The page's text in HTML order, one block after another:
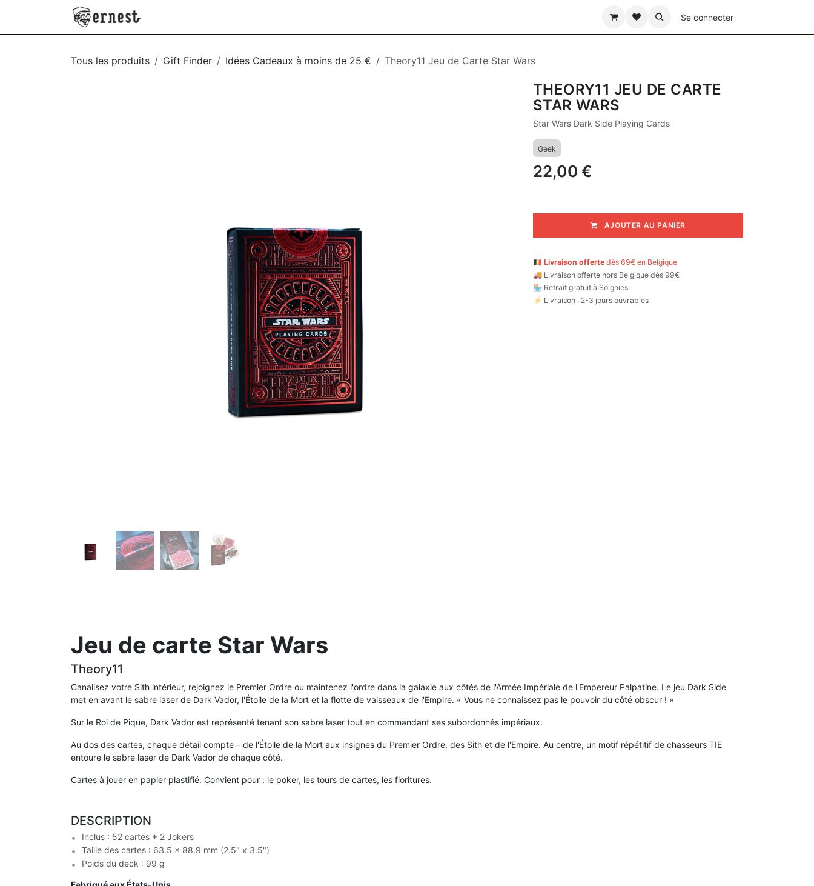
SE RENDRE AU CONTENU
Se connecter
Tous les produits Gift Finder Idées Cadeaux à moins de 25 € Theory11 Jeu de Carte Star Wars
THEORY11 JEU DE CARTE
STAR WARS
Star Wars Dark Side Playing Cards
Geek
22,00 €
AJOUTER AU PANIER
🇧🇪 Livraison offerte dès 69€ en Belgique
🚚 Livraison offerte hors Belgique dès 99€
🏪 Retrait gratuit à Soignies
⚡ Livraison : 2-3 jours ouvrables
Jeu de carte Star Wars
Theory11
Canalisez votre Sith intérieur, rejoignez le Premier Ordre ou maintenez l'ordre dans la galaxie aux côtés de l'Armée Impériale de l'Empereur Palpatine. Le jeu Dark Side
met en avant le sabre laser de Dark Vador, l'Étoile de la Mort et la flotte de vaisseaux de l'Empire. « Vous ne connaissez pas le pouvoir du côté obscur ! »
Sur le Roi de Pique, Dark Vador est représenté tenant son sabre laser tout en commandant ses subordonnés impériaux.
Au dos des cartes, chaque détail compte – de l'Étoile de la Mort aux insignes du Premier Ordre, des Sith et de l'Empire. Au centre, un motif répétitif de chasseurs TIE
entoure le sabre laser de Dark Vador de chaque côté.
Cartes à jouer en papier plastifié. Convient pour : le poker, les tours de cartes, les fioritures.
DESCRIPTION
Inclus : 52 cartes + 2 Jokers
Taille des cartes : 63.5 x 88.9 mm (2.5" x 3.5")
Poids du deck : 99 g